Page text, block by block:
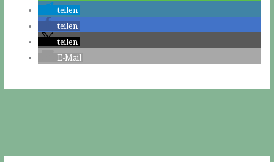
teilen
teilen
teilen
E-Mail